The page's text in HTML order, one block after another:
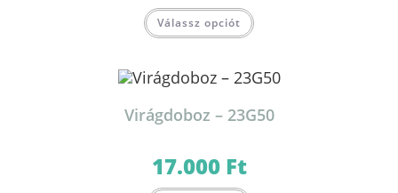
Válassz opciót
Virágdoboz – 23G50
17.000 Ft